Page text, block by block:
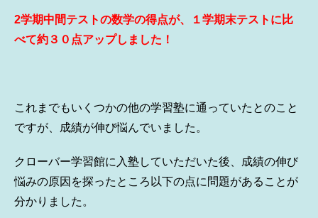
2学期中間テストの数学の得点が、１学期末テストに比
べて約３０点アップしました！
これまでもいくつかの他の学習塾に通っていたとのこと
ですが、成績が伸び悩んでいました。
クローバー学習館に入塾していただいた後、成績の伸び
悩みの原因を探ったところ以下の点に問題があることが
分かりました。